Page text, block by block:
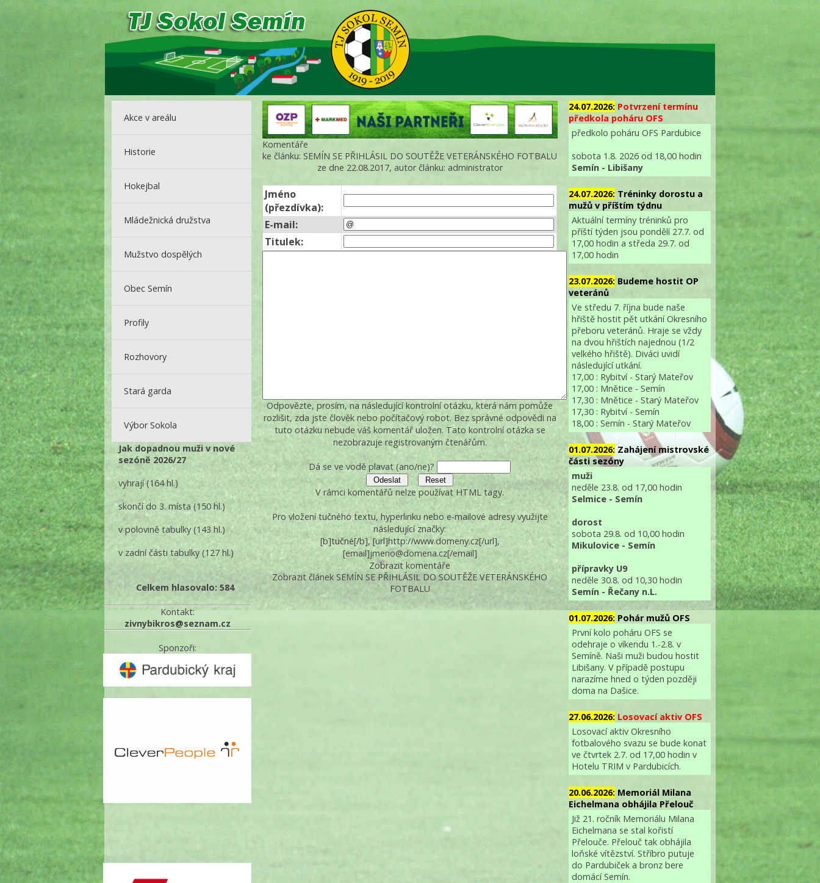
Akce v areálu
Historie
Hokejbal
Mládežnická družstva
Mužstvo dospělých
Obec Semín
Profily
Rozhovory
Stará garda
Výbor Sokola
Jak dopadnou muži v nové
sezóně 2026/27
vyhrají(164 hl.)
skončí do 3. místa(150 hl.)
v polovině tabulky(143 hl.)
v zadní části tabulky (127 hl.)
Celkem hlasovalo: 584
Kontakt:
zivnybikros@seznam.cz
Sponzoři:
Komentáře
ke článku: SEMÍN SE PŘIHLÁSIL DO SOUTĚŽE VETERÁNSKÉHO FOTBALU
ze dne 22.08.2017, autor článku: administrator
Jméno
(přezdívka):
E-mail:
Titulek:
Odpovězte, prosím, na následující kontrolní otázku, která nám pomůže
rozlišit, zda jste člověk nebo počítačový robot. Bez správné odpovědi na
tuto otázku nebude váš komentář uložen. Tato kontrolní otázka se
nezobrazuje registrovaným čtenářům.
Dá se ve vodě plavat (ano/ne)?
V rámci komentářů nelze používat HTML tagy.
Pro vložení tučného textu, hyperlinku nebo e-mailové adresy využijte
následující značky:
[b]tučné[/b], [url]http://www.domeny.cz[/url],
[email]jmeno@domena.cz[/email]
Zobrazit komentáře
Zobrazit článek SEMÍN SE PŘIHLÁSIL DO SOUTĚŽE VETERÁNSKÉHO
FOTBALU
24.07.2026: Potvrzení termínu
předkola poháru OFS
předkolo poháru OFS Pardubice
sobota 1.8. 2026 od 18,00 hodin
Semín - Libišany
24.07.2026: Tréninky dorostu a
mužů v příštím týdnu
Aktuální termíny tréninků pro
příští týden jsou pondělí 27.7. od
17,00 hodin a středa 29.7. od
17,00 hodin
23.07.2026: Budeme hostit OP
veteránů
Ve středu 7. října bude naše
hřiště hostit pět utkání Okresního
přeboru veteránů. Hraje se vždy
na dvou hřištích najednou (1/2
velkého hřiště). Diváci uvidí
následující utkání.
17,00 : Rybitví - Starý Mateřov
17,00 : Mnětice - Semín
17,30 : Mnětice - Starý Mateřov
17,30 : Rybitví - Semín
18,00 : Semín - Starý Mateřov
01.07.2026: Zahájení mistrovské
části sezóny
muži
neděle 23.8. od 17,00 hodin
Selmice - Semín
dorost
sobota 29.8. od 10,00 hodin
Mikulovice - Semín
přípravky U9
neděle 30.8. od 10,30 hodin
Semín - Řečany n.L.
01.07.2026: Pohár mužů OFS
První kolo poháru OFS se
odehraje o víkendu 1.-2.8. v
Semíně. Naši muži budou hostit
Libišany. V případě postupu
narazíme hned o týden později
doma na Dašice.
27.06.2026: Losovací aktiv OFS
Losovací aktiv Okresního
fotbalového svazu se bude konat
ve čtvrtek 2.7. od 17,00 hodin v
Hotelu TRIM v Pardubicích.
20.06.2026: Memoriál Milana
Eichelmana obhájila Přelouč
Již 21. ročník Memoriálu Milana
Eichelmana se stal kořistí
Přelouče. Přelouč tak obhájila
loňské vítězství. Stříbro putuje
do Pardubiček a bronz bere
domácí Semín.